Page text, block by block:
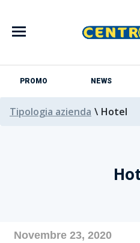
content
PROMO NEWS
Tipologia azienda \ Hotel
Novembre 23, 2020